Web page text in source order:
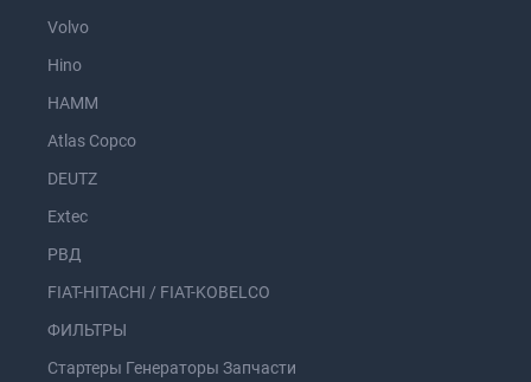
Volvo
Hino
HAMM
Atlas Copco
DEUTZ
Extec
РВД
FIAT-HITACHI / FIAT-KOBELCO
ФИЛЬТРЫ
Стартеры Генераторы Запчасти